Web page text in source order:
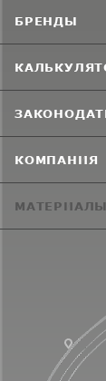
БРЕНДЫ
КОМПАНИЯ
МАТЕРИАЛЫ